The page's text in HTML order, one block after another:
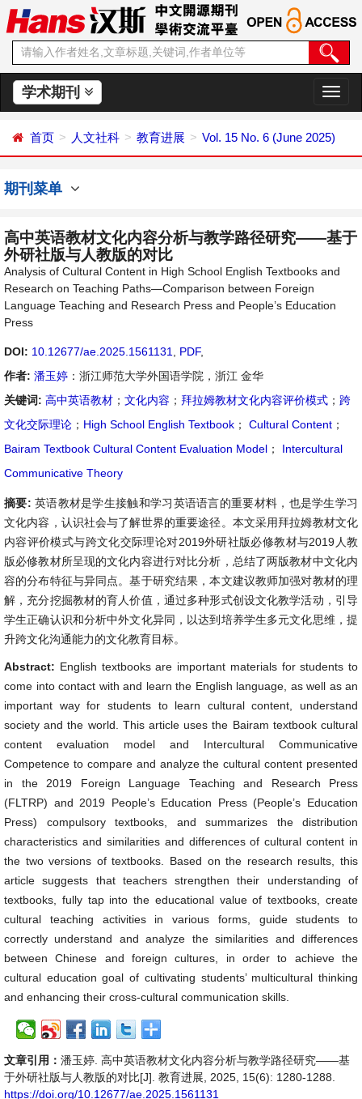
学术期刊
切
换
航
首页 人文社科 教育进展 Vol. 15 No. 6 (June 2025)
期刊菜单
高中英语教材文化内容分析与教学路径研究——基于
外研社版与人教版的对比
Analysis of Cultural Content in High School English Textbooks and
Research on Teaching Paths—Comparison between Foreign
Language Teaching and Research Press and People’s Education
Press
DOI: 10.12677/ae.2025.1561131 PDF,
作者: 潘玉婷 ：浙江师范大学外国语学院，浙江 金华
关键词: 高中英语教材 ； 文化内容 ； 拜拉姆教材文化内容评价模式 ； 跨
文化交际理论 ； High School English Textbook ； Cultural Content ；
Bairam Textbook Cultural Content Evaluation Model ；
Intercultural
Communicative Theory
摘要: 英语教材是学生接触和学习英语语言的重要材料，也是学生学习
文化内容，认识社会与了解世界的重要途径。本文采用拜拉姆教材文化
内容评价模式与跨文化交际理论对2019外研社版必修教材与2019人教
版必修教材所呈现的文化内容进行对比分析，总结了两版教材中文化内
容的分布特征与异同点。基于研究结果，本文建议教师加强对教材的理
解，充分挖掘教材的育人价值，通过多种形式创设文化教学活动，引导
学生正确认识和分析中外文化异同，以达到培养学生多元文化思维，提
升跨文化沟通能力的文化教育目标。
Abstract: English textbooks are important materials for students to
come into contact with and learn the English language, as well as an
important way for students to learn cultural content, understand
society and the world. This article uses the Bairam textbook cultural
content evaluation model and Intercultural Communicative
Competence to compare and analyze the cultural content presented
in the 2019 Foreign Language Teaching and Research Press
(FLTRP) and 2019 People’s Education Press (People’s Education
Press) compulsory textbooks, and summarizes the distribution
characteristics and similarities and differences of cultural content in
the two versions of textbooks. Based on the research results, this
article suggests that teachers strengthen their understanding of
textbooks, fully tap into the educational value of textbooks, create
cultural teaching activities in various forms, guide students to
correctly understand and analyze the similarities and differences
between Chinese and foreign cultures, in order to achieve the
cultural education goal of cultivating students’ multicultural thinking
and enhancing their cross-cultural communication skills.
文章引用： 潘玉婷. 高中英语教材文化内容分析与教学路径研究——基
于外研社版与人教版的对比[J]. 教育进展, 2025, 15(6): 1280-1288.
https://doi.org/10.12677/ae.2025.1561131